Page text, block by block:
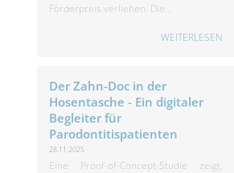
Förderpreis verliehen. Die...
WEITERLESEN
Der Zahn-Doc in der
Hosentasche - Ein digitaler
Begleiter für
Parodontitispatienten
28.11.2025
Eine Proof-of-Concept-Studie zeigt,